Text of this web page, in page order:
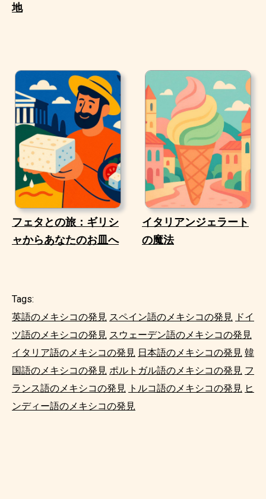
地
フェタとの旅：ギリシ
ャからあなたのお皿へ
イタリアンジェラート
の魔法
Tags:
英語のメキシコの発見 スペイン語のメキシコの発見 ドイ
ツ語のメキシコの発見 スウェーデン語のメキシコの発見
イタリア語のメキシコの発見 日本語のメキシコの発見 韓
国語のメキシコの発見 ポルトガル語のメキシコの発見 フ
ランス語のメキシコの発見 トルコ語のメキシコの発見 ヒ
ンディー語のメキシコの発見